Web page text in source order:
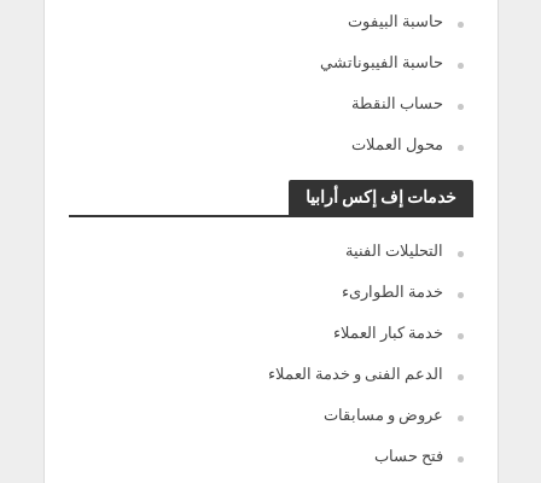
حاسبة البيفوت
حاسبة الفيبوناتشي
حساب النقطة
محول العملات
خدمات إف إكس أرابيا
التحليلات الفنية
خدمة الطوارىء
خدمة كبار العملاء
الدعم الفنى و خدمة العملاء
عروض و مسابقات
فتح حساب